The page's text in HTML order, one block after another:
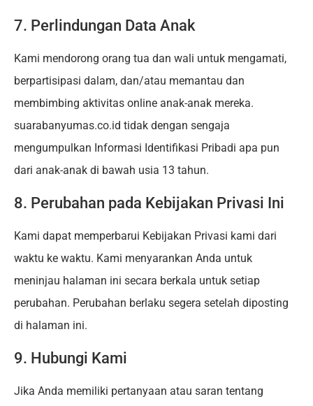
7. Perlindungan Data Anak
Kami mendorong orang tua dan wali untuk mengamati,
berpartisipasi dalam, dan/atau memantau dan
membimbing aktivitas online anak-anak mereka.
suarabanyumas.co.id tidak dengan sengaja
mengumpulkan Informasi Identifikasi Pribadi apa pun
dari anak-anak di bawah usia 13 tahun.
8. Perubahan pada Kebijakan Privasi Ini
Kami dapat memperbarui Kebijakan Privasi kami dari
waktu ke waktu. Kami menyarankan Anda untuk
meninjau halaman ini secara berkala untuk setiap
perubahan. Perubahan berlaku segera setelah diposting
di halaman ini.
9. Hubungi Kami
Jika Anda memiliki pertanyaan atau saran tentang